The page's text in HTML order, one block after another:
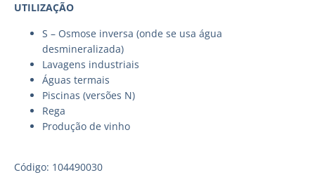
UTILIZAÇÃO
S – Osmose inversa (onde se usa água
desmineralizada)
Lavagens industriais
Águas termais
Piscinas (versões N)
Rega
Produção de vinho
Código: 104490030